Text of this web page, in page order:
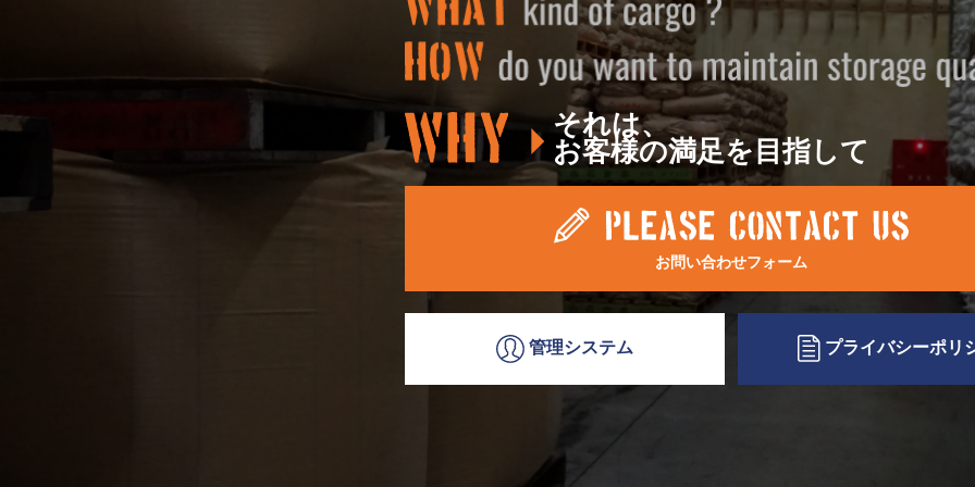
それは、
お客様の満足を目指して
お問い合わせフォーム
管理システム プライバシーポリ